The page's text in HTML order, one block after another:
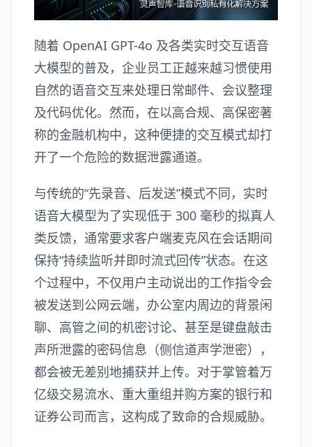
随着 OpenAI GPT-4o 及各类实时交互语音
大模型的普及，企业员工正越来越习惯使用
自然的语音交互来处理日常邮件、会议整理
及代码优化。然而，在以高合规、高保密著
称的金融机构中，这种便捷的交互模式却打
开了一个危险的数据泄露通道。
与传统的“先录音、后发送”模式不同，实时
语音大模型为了实现低于 300 毫秒的拟真人
类反馈，通常要求客户端麦克风在会话期间
保持“持续监听并即时流式回传”状态。在这
个过程中，不仅用户主动说出的工作指令会
被发送到公网云端，办公室内周边的背景闲
聊、高管之间的机密讨论、甚至是键盘敲击
声所泄露的密码信息（侧信道声学泄密），
都会被无差别地捕获并上传。对于掌管着万
亿级交易流水、重大重组并购方案的银行和
证券公司而言，这构成了致命的合规威胁。